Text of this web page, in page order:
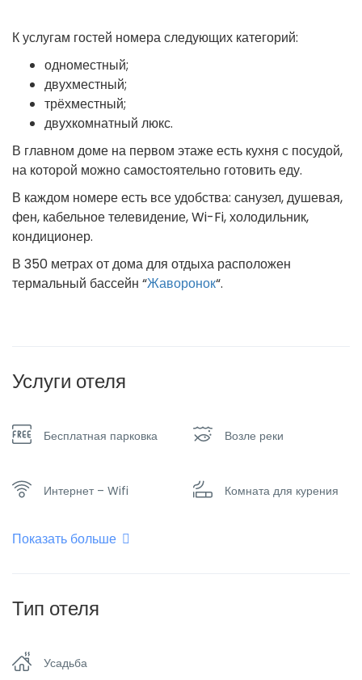
К услугам гостей номера следующих категорий:
одноместный;
двухместный;
трёхместный;
двухкомнатный люкс.
В главном доме на первом этаже есть кухня с посудой,
на которой можно самостоятельно готовить еду.
В каждом номере есть все удобства: санузел, душевая,
фен, кабельное телевидение, Wi-Fi, холодильник,
кондиционер.
В 350 метрах от дома для отдыха расположен
термальный бассейн “Жаворонок“.
Услуги отеля
Бесплатная парковка Возле реки
Интернет – Wifi Комната для курения
Кондиционер
Плоский телевизор
Показать больше
Тип отеля
Усадьба